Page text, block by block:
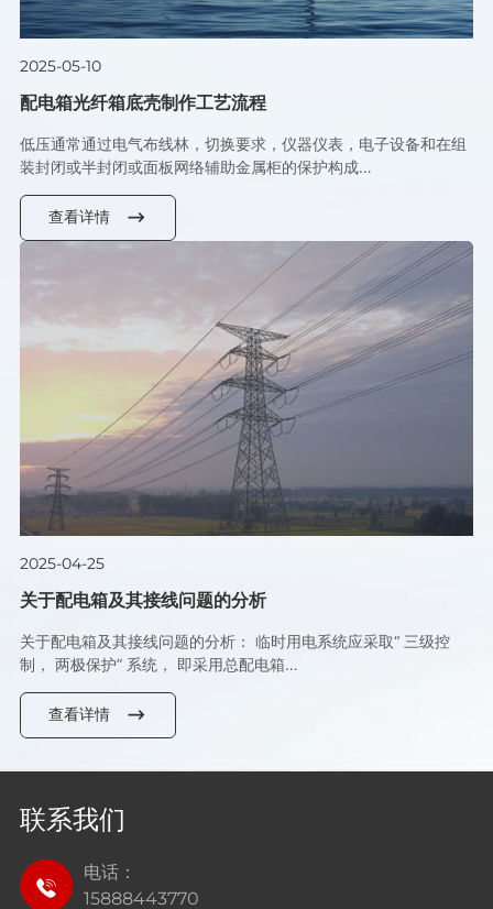
2025-05-10
配电箱光纤箱底壳制作工艺流程
低压通常通过电气布线林，切换要求，仪器仪表，电子设备和在组
装封闭或半封闭或面板网络辅助金属柜的保护构成…
查看详情
2025-04-25
关于配电箱及其接线问题的分析
关于配电箱及其接线问题的分析： 临时用电系统应采取“ 三级控
制， 两极保护” 系统， 即采用总配电箱…
查看详情
联系我们
电话：
15888443770